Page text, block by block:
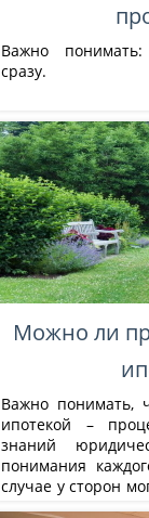
Важно
сразу.
Можно ли
Важно понимать,
ипотекой –
знаний
понимания
случае у сторон
с регистрацией